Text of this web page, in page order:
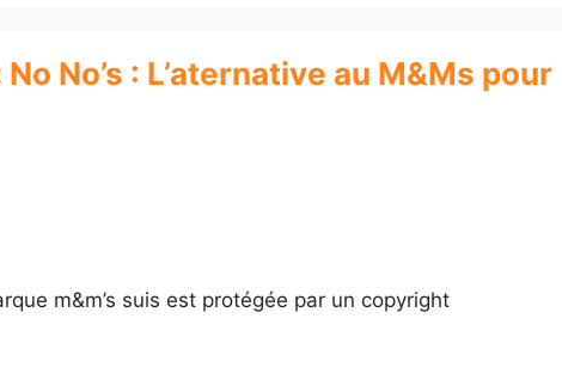
No’s : L’aternative au M&Ms pour
m&m’s suis est protégée par un copyright